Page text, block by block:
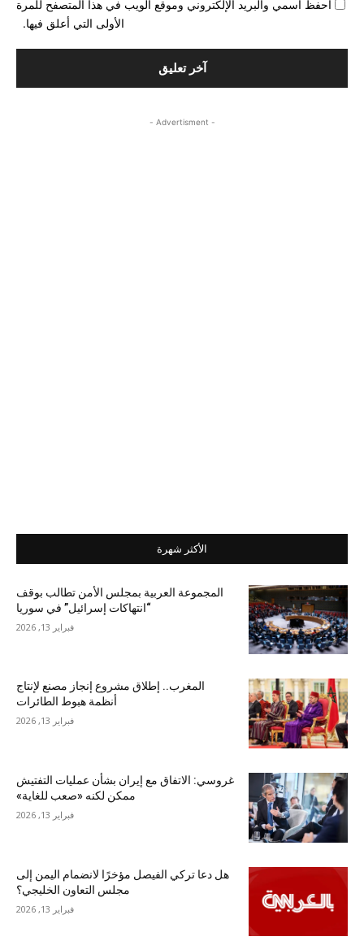
احفظ اسمي والبريد الإلكتروني وموقع الويب في هذا المتصفح للمرة
الأولى التي أعلق فيها.
- Advertisment -
الأكثر شهرة
المجموعة العربية بمجلس الأمن تطالب بوقف
“انتهاكات إسرائيل” في سوريا
فبراير 13, 2026
المغرب.. إطلاق مشروع إنجاز مصنع لإنتاج
أنظمة هبوط الطائرات
فبراير 13, 2026
غروسي: الاتفاق مع إيران بشأن عمليات التفتيش
ممكن لكنه «صعب للغاية»
فبراير 13, 2026
هل دعا تركي الفيصل مؤخرًا لانضمام اليمن إلى
مجلس التعاون الخليجي؟
فبراير 13, 2026